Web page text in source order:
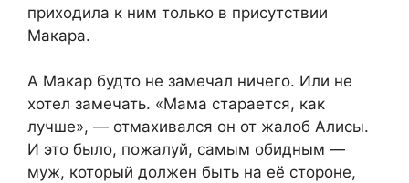
приходила к ним только в присутствии
Макара.
А Макар будто не замечал ничего. Или не
хотел замечать. «Мама старается, как
лучше», — отмахивался он от жалоб Алисы.
И это было, пожалуй, самым обидным —
муж, который должен быть на её стороне,